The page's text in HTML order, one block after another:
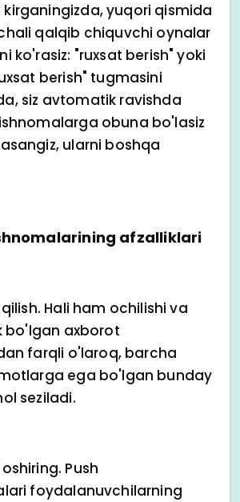
yuqori qismida
qalqib chiquvchi oynalar
ko'rasiz: "ruxsat berish" yoki
berish" tugmasini
siz avtomatik ravishda
obuna bo'lasiz
ularni boshqa
afzalliklari
Hali ham ochilishi va
bo'lgan axborot
farqli o'laroq, barcha
ega bo'lgan bunday
seziladi.
Push
foydalanuvchilarning